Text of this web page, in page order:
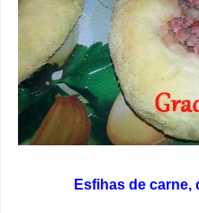
Esfihas de carne,